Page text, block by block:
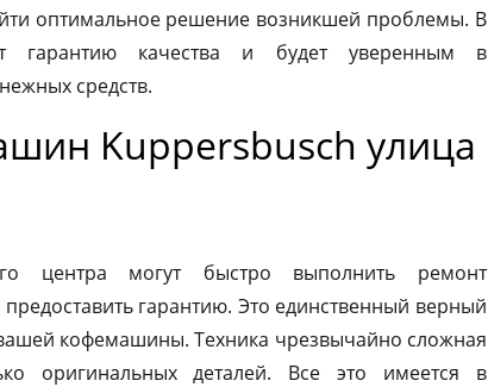
оптимальное решение возникшей проблемы. В
гарантию качества и будет уверенным в
средств.
Kuppersbusch улица
центра могут быстро выполнить ремонт
гарантию. Это единственный верный
кофемашины. Техника чрезвычайно сложная
оригинальных деталей. Все это имеется в